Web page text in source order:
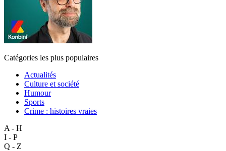
Catégories les plus populaires
Actualités
Culture et société
Humour
Sports
Crime : histoires vraies
A - H
I - P
Q - Z